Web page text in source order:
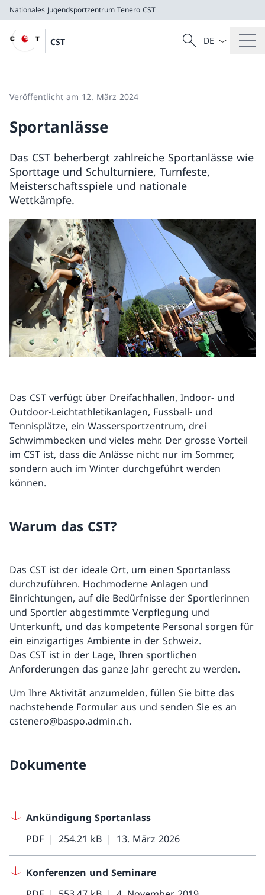
Nationales Jugendsportzentrum Tenero CST
CST
CST
Suche
Suche
Sprach
Veröffentlicht am 12. März 2024
Sportanlässe
Das CST beherbergt zahlreiche Sportanlässe wie
Sporttage und Schulturniere, Turnfeste,
Meisterschaftsspiele und nationale
Wettkämpfe.
Das CST verfügt über Dreifachhallen, Indoor- und
Outdoor-Leichtathletikanlagen, Fussball- und
Tennisplätze, ein Wassersportzentrum, drei
Schwimmbecken und vieles mehr. Der grosse Vorteil
im CST ist, dass die Anlässe nicht nur im Sommer,
sondern auch im Winter durchgeführt werden
können.
Warum das CST?
Das CST ist der ideale Ort, um einen Sportanlass
durchzuführen. Hochmoderne Anlagen und
Einrichtungen, auf die Bedürfnisse der Sportlerinnen
und Sportler abgestimmte Verpflegung und
Unterkunft, und das kompetente Personal sorgen für
ein einzigartiges Ambiente in der Schweiz.
Das CST ist in der Lage, Ihren sportlichen
Anforderungen das ganze Jahr gerecht zu werden.
Um Ihre Aktivität anzumelden, füllen Sie bitte das
nachstehende Formular aus und senden Sie es an
cstenero@baspo.admin.ch.
Dokumente
Ankündigung Sportanlass
PDF
254.21 kB 13. März 2026
Konferenzen und Seminare